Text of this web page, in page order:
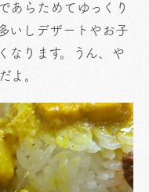
あらためてゆっくり
いしデザートやお子
なります。うん、や
よ。